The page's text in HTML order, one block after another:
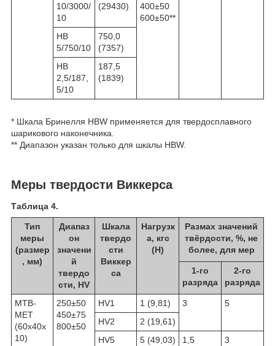
10/3000/
10
(29430)
400±50
600±50**
HB
5/750/10
750,0
(7357)
HB
2,5/187,
5/10
187,5
(1839)
* Шкала Бринелля HBW применяется для твердосплавного
шарикового наконечника.
** Диапазон указан только для шкалы HBW.
Меры твердости Виккерса
Таблица 4.
Тип
меры
(размер
, мм)
Диапаз
он
значени
й
твердо
сти, HV
Шкала
твердо
сти
Виккер
са
Нагрузк
а, кгс
(Н)
Размах значений
твёрдости, %, не
более, для мер
1-го
разряда
2-го
разряда
МТВ-
МЕТ
(60х40х
10)
250±50
450±75
800±50
HV1 1 (9,81) 3
5
HV2
2 (19,61)
HV5
5 (49,03) 1,5
3